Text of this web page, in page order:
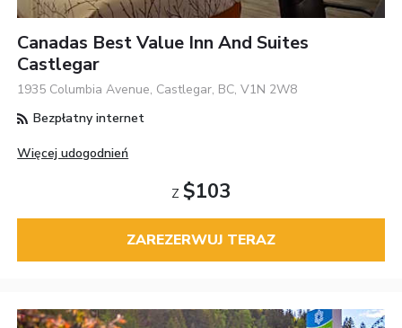
Canadas Best Value Inn And Suites
Castlegar
1935 Columbia Avenue, Castlegar, BC, V1N 2W8
Bezpłatny internet
Więcej udogodnień
Z $103
ZAREZERWUJ TERAZ